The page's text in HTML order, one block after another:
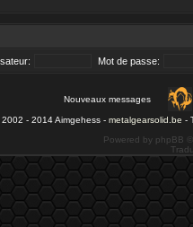
Mot de passe:
Nouveaux messages
- 2014 Aimgehess - metalgearsolid.be -
Powered by phpBB